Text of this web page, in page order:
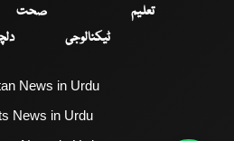
تعلیم
صحت
ٹیکنالوجی
News in Urdu
News in Urdu